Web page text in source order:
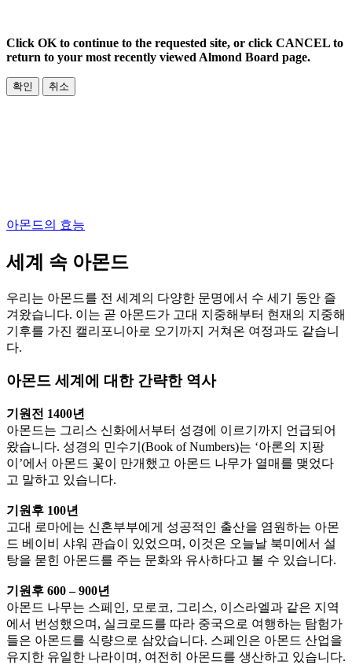
Click OK to continue to the requested site, or click CANCEL to
return to your most recently viewed Almond Board page.
확인 취소
아몬드의 효능
세계 속 아몬드
우리는 아몬드를 전 세계의 다양한 문명에서 수 세기 동안 즐
겨왔습니다. 이는 곧 아몬드가 고대 지중해부터 현재의 지중해
기후를 가진 캘리포니아로 오기까지 거쳐온 여정과도 같습니
다.
아몬드 세계에 대한 간략한 역사
기원전 1400년
아몬드는 그리스 신화에서부터 성경에 이르기까지 언급되어
왔습니다. 성경의 민수기(Book of Numbers)는 ‘아론의 지팡
이’에서 아몬드 꽃이 만개했고 아몬드 나무가 열매를 맺었다
고 말하고 있습니다.
기원후 100년
고대 로마에는 신혼부부에게 성공적인 출산을 염원하는 아몬
드 베이비 샤워 관습이 있었으며, 이것은 오늘날 북미에서 설
탕을 묻힌 아몬드를 주는 문화와 유사하다고 볼 수 있습니다.
기원후 600 – 900년
아몬드 나무는 스페인, 모로코, 그리스, 이스라엘과 같은 지역
에서 번성했으며, 실크로드를 따라 중국으로 여행하는 탐험가
들은 아몬드를 식량으로 삼았습니다. 스페인은 아몬드 산업을
유지한 유일한 나라이며, 여전히 아몬드를 생산하고 있습니다.